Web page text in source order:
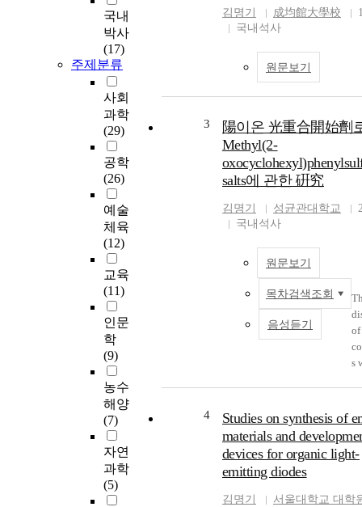
국내
박사
(17)
주제분류
사회
과학
(29)
공학
(26)
예술
체육
(12)
교육
(11)
인문
학
(9)
농수
해양
(7)
자연
과학
(5)
김명기 成均館大學校
국내석사
원문보기
3
陽이온 光重合開始劑
Methyl(2-
salts에 관한 硏究
김명기 성균관대학교
국내석사
원문보기
목차검색조회
음성듣기
of
s
4
Studies on synthesis of
materials and
devices for organic light-
emitting diodes
김명기
서울대학교 대학